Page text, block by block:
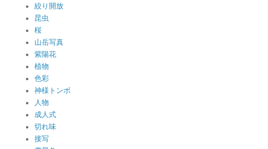
絞り開放
昆虫
桜
山岳写真
紫陽花
植物
色彩
神様トンボ
人物
成人式
切れ味
接写